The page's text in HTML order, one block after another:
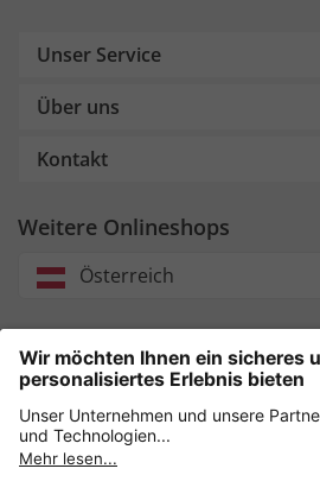
Unser Service
Über uns
Kontakt
Weitere Onlineshops
Österreich
Unsere Zahlungsarten
Sicher einkaufen mit